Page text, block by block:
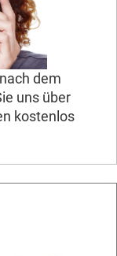
dem
uns über
kostenlos